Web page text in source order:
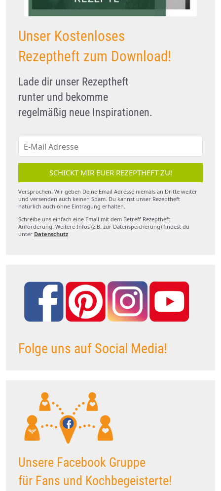
Unser Kostenloses
Rezeptheft zum Download!
Lade dir unser Rezeptheft
runter und bekomme
regelmäßig neue Inspirationen.
SCHICKT MIR EUER REZEPTHEFT ZU!
Versprochen: Wir geben Deine Email Adresse niemals an Dritte weiter
und versenden auch keinen Spam. Du kannst unser Rezeptheft
natürlich auch ohne Eintragung erhalten.
Schreibe uns einfach eine Email mit dem Betreff Rezeptheft
Anforderung. Weitere Infos (z.B. zur Datenspeicherung) findest du
unter Datenschutz
Folge uns auf Social Media!
Unsere Facebook Gruppe
für Fans und Kochbegeisterte!